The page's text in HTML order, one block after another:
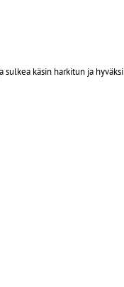
käsin harkitun ja hyväksi